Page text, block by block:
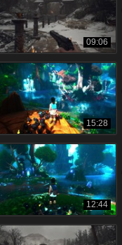
09:06
15:28
12:44